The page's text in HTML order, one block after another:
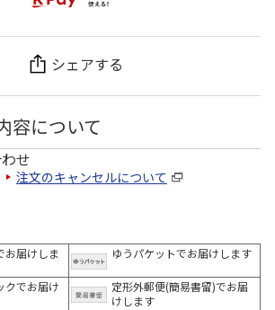
シェアする
容について
せ
注文のキャンセルについて
お届けしま
ゆうパケットでお届けします
クでお届け
定形外郵便(簡易書留)でお届
けします